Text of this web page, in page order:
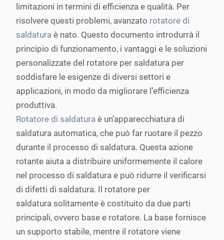
limitazioni in termini di efficienza e qualità. Per
risolvere questi problemi, avanzato rotatore di
saldatura è nato. Questo documento introdurrà il
principio di funzionamento, i vantaggi e le soluzioni
personalizzate del rotatore per saldatura per
soddisfare le esigenze di diversi settori e
applicazioni, in modo da migliorare l’efficienza
produttiva.
Rotatore di saldatura è un’apparecchiatura di
saldatura automatica, che può far ruotare il pezzo
durante il processo di saldatura. Questa azione
rotante aiuta a distribuire uniformemente il calore
nel processo di saldatura e può ridurre il verificarsi
di difetti di saldatura. Il rotatore per
saldatura solitamente è costituito da due parti
principali, ovvero base e rotatore. La base fornisce
un supporto stabile, mentre il rotatore viene